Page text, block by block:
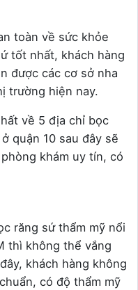
toàn về sức khỏe
tốt nhất, khách hàng
được các cơ sở nha
trường hiện nay.
về 5 địa chỉ bọc
quận 10 sau đây sẽ
khám uy tín, có
răng sứ thẩm mỹ nổi
thì không thể vắng
khách hàng không
có độ thẩm mỹ